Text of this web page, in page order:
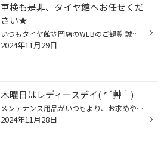
車検も是非、タイヤ館へお任せくだ
さい★
いつもタイヤ館笠岡店のWEBのご観覧 誠にありがとうございます♪ 車検も是非、タイヤ館笠岡店へ お任せください☆
2024年11月29日
木曜日はレディースデイ( *´艸｀)
メンテナンス用品がいつもより、お求めやすくなっております！ タイヤの空気圧の補充も重要な点検ですので、点検だけでも是非お越しください。 ・エンジンオイル 交換目安「3000km」 ・オートマチックオイル 交換目安「1～2万km」 交換量で違います。 ・バッテリー 交換目安「2～3年」 ...
2024年11月28日